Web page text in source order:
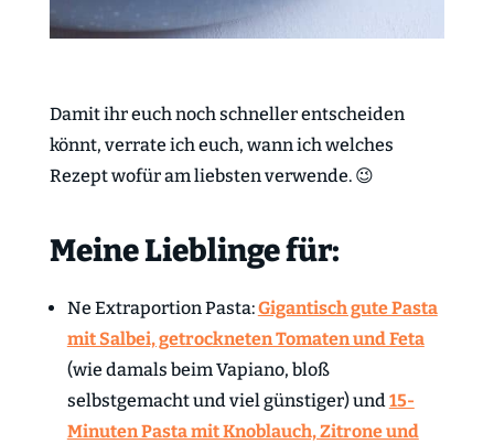
Damit ihr euch noch schneller entscheiden
könnt, verrate ich euch, wann ich welches
Rezept wofür am liebsten verwende. 😉
Meine Lieblinge für:
Ne Extraportion Pasta:Gigantisch gute Pasta
mit Salbei, getrockneten Tomaten und Feta
(wie damals beim Vapiano, bloß
selbstgemacht und viel günstiger) und15-
Minuten Pasta mit Knoblauch, Zitrone und